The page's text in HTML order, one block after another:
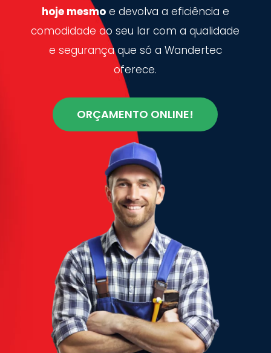
hoje mesmoe devolva a eficiência e
comodidade ao seu lar com a qualidade
e segurança que só a Wandertec
oferece.
ORÇAMENTO ONLINE!